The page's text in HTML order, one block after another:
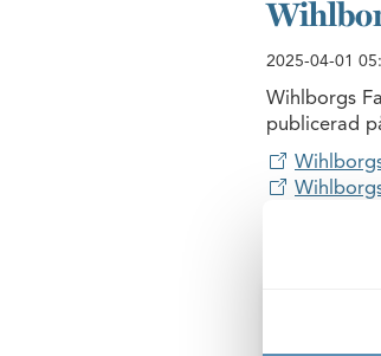
2025-04-01
Wihlborgs
publicerad